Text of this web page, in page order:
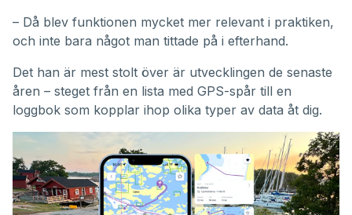
– Då blev funktionen mycket mer relevant i praktiken,
och inte bara något man tittade på i efterhand.
Det han är mest stolt över är utvecklingen de senaste
åren – steget från en lista med GPS-spår till en
loggbok som kopplar ihop olika typer av data åt dig.